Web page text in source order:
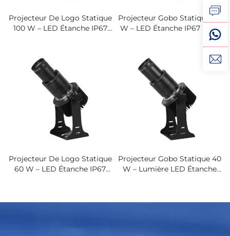
Projecteur De Logo Statique
100 W – LED Étanche IP67
Projecteur Gobo Statique 80
W – LED Étanche IP67 Pour
Devantures De Magasins Et
Projecteur De Logo Statique
60 W – LED Étanche IP67
Projecteur Gobo Statique 40
W – Lumière LED Étanche